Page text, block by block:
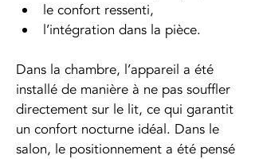
le confort ressenti,
l’intégration dans la pièce.
Dans la chambre, l’appareil a été
installé de manière à ne pas souffler
directement sur le lit, ce qui garantit
un confort nocturne idéal. Dans le
salon, le positionnement a été pensé